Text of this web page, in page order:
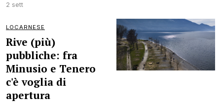
2 sett
LOCARNESE
Rive (più)
pubbliche: fra
Minusio e Tenero
c'è voglia di
apertura